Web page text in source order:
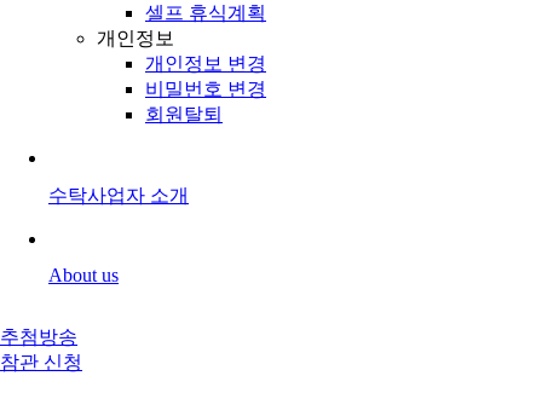
셀프 휴식계획
개인정보
개인정보 변경
비밀번호 변경
회원탈퇴
수탁사업자 소개
About us
추첨방송
참관 신청